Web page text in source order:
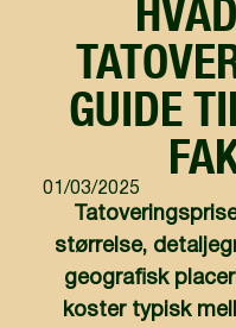
GUIDE
01/03/2025
størrelse,
geografisk
koster typisk